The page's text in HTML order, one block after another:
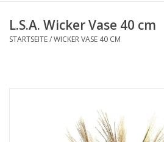
Karaffen
L.S.A. Wicker Vase 40 cm
STARTSEITE/WICKER VASE 40 CM